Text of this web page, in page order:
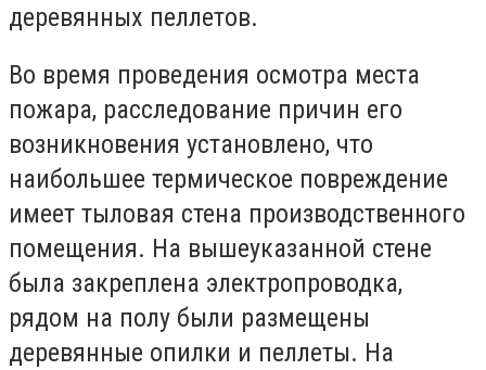
деревянных пеллетов.
Во время проведения осмотра места
пожара, расследование причин его
возникновения установлено, что
наибольшее термическое повреждение
имеет тыловая стена производственного
помещения. На вышеуказанной стене
была закреплена электропроводка,
рядом на полу были размещены
деревянные опилки и пеллеты. На